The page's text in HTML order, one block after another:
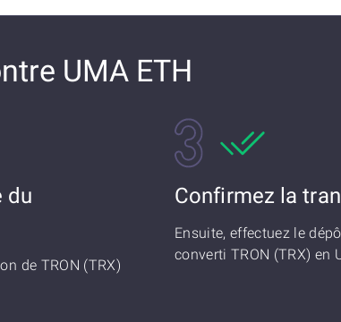
UMA ETH
du
de TRON (TRX)
Confirmez la
Ensuite, effectuez le
converti TRON (TRX) en